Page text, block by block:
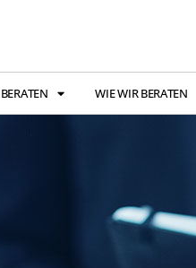
WIE WIR BERATEN